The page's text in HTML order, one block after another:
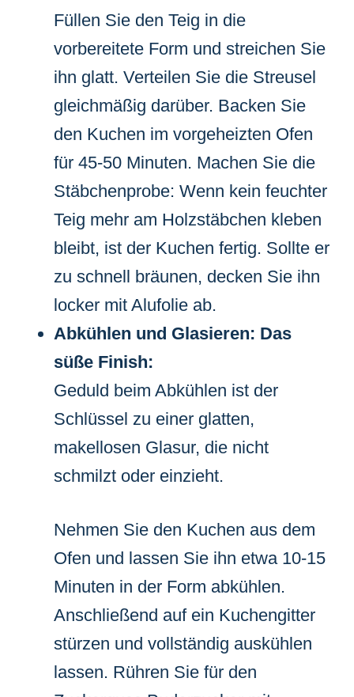
Füllen Sie den Teig in die
vorbereitete Form und streichen Sie
ihn glatt. Verteilen Sie die Streusel
gleichmäßig darüber. Backen Sie
den Kuchen im vorgeheizten Ofen
für 45-50 Minuten. Machen Sie die
Stäbchenprobe: Wenn kein feuchter
Teig mehr am Holzstäbchen kleben
bleibt, ist der Kuchen fertig. Sollte er
zu schnell bräunen, decken Sie ihn
locker mit Alufolie ab.
Abkühlen und Glasieren: Das
süße Finish:
Geduld beim Abkühlen ist der
Schlüssel zu einer glatten,
makellosen Glasur, die nicht
schmilzt oder einzieht.
Nehmen Sie den Kuchen aus dem
Ofen und lassen Sie ihn etwa 10-15
Minuten in der Form abkühlen.
Anschließend auf ein Kuchengitter
stürzen und vollständig auskühlen
lassen. Rühren Sie für den